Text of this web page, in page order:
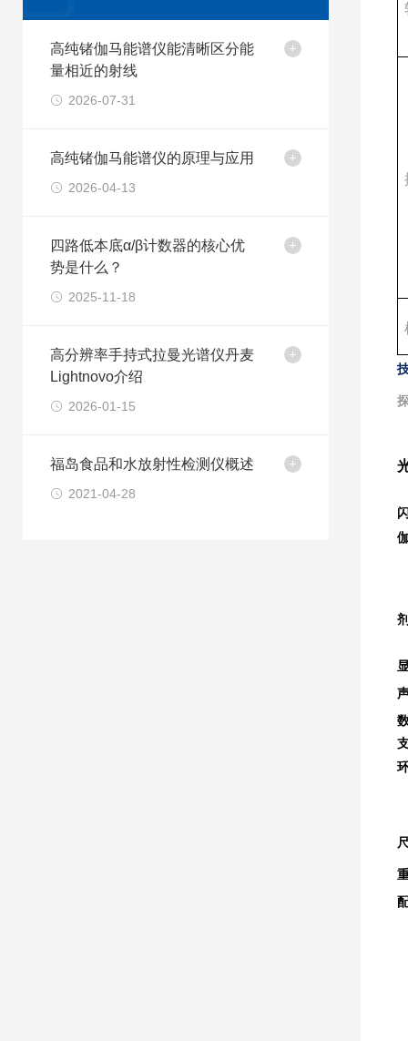
高纯锗伽马能谱仪能清晰区分能
量相近的射线
2026-07-31
高纯锗伽马能谱仪的原理与应用
2026-04-13
四路低本底α/β计数器的核心优
势是什么？
2025-11-18
高分辨率手持式拉曼光谱仪丹麦
Lightnovo介绍
2026-01-15
福岛食品和水放射性检测仪概述
2021-04-28